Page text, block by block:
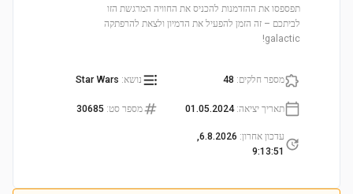
תפספסו את ההזדמנות להכניס את החוויה המרגשת הזו
לביתכם – זה הזמן להפעיל את הדמיון ולצאת להרפתקה
galactic!
מספר חלקים:
48 נושא:
Star Wars
תאריך יציאה:
01.05.2024 מספר סט:
30685
עדכון אחרון:
6.8.2026,
9:13:51